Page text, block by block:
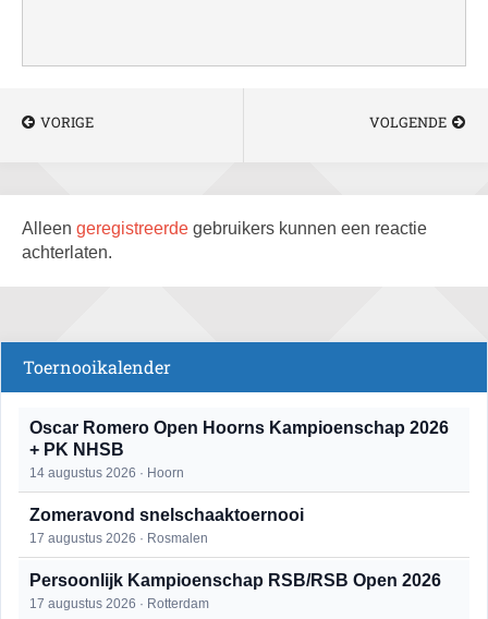
VORIGE VOLGENDE
Alleen geregistreerde gebruikers kunnen een reactie
achterlaten.
Toernooikalender
Oscar Romero Open Hoorns Kampioenschap 2026
+ PK NHSB
14 augustus 2026 · Hoorn
Zomeravond snelschaaktoernooi
17 augustus 2026 · Rosmalen
Persoonlijk Kampioenschap RSB/RSB Open 2026
17 augustus 2026 · Rotterdam